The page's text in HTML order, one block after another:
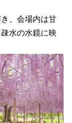
、会場内は甘
水の水鏡に映